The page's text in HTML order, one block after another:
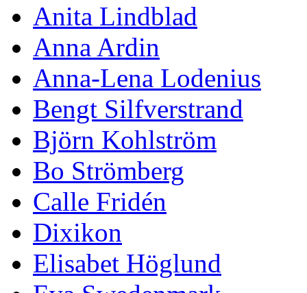
Anita Lindblad
Anna Ardin
Anna-Lena Lodenius
Bengt Silfverstrand
Björn Kohlström
Bo Strömberg
Calle Fridén
Dixikon
Elisabet Höglund